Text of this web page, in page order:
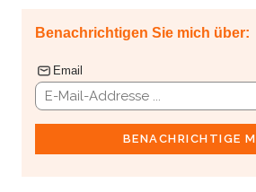
Benachrichtigen Sie mich über:
Email
BENACHRICHTIGE